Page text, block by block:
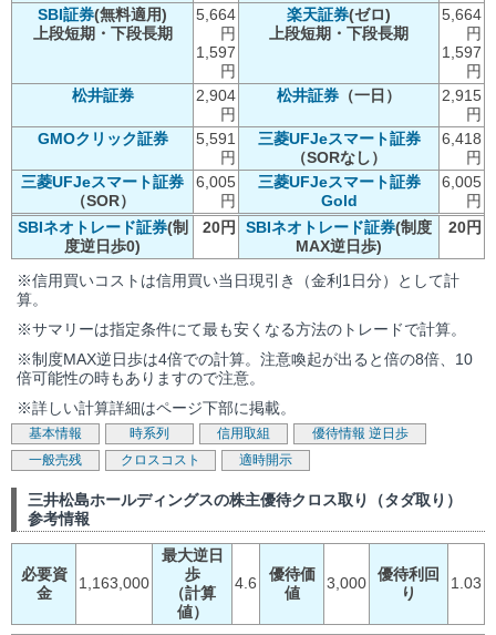
SBI証券(無料適用)
上段短期・下段長期
5,664
円
1,597
円
楽天証券(ゼロ)
上段短期・下段長期
5,664
円
1,597
円
松井証券
2,904
円
松井証券 （一日）
2,915
円
GMOクリック証券
5,591
円
三菱UFJeスマート証券
（SORなし）
6,418
円
三菱UFJeスマート証券
（SOR）
6,005
円
三菱UFJeスマート証券
Gold
6,005
円
SBIネオトレード証券(制
度逆日歩0)
20円 SBIネオトレード証券(制度
MAX逆日歩)
20円
※信用買いコストは信用買い当日現引き（金利1日分）として計
算。
※サマリーは指定条件にて最も安くなる方法のトレードで計算。
※制度MAX逆日歩は4倍での計算。注意喚起が出ると倍の8倍、10
倍可能性の時もありますので注意。
※詳しい計算詳細はページ下部に掲載。
基本情報 時系列 信用取組 優待情報 逆日歩
一般売残
クロスコスト 適時開示
三井松島ホールディングスの株主優待クロス取り（タダ取り）
参考情報
必要資
金
1,163,000
最大逆日
歩
（計算
値）
4.6
優待価
値
3,000
優待利回
り
1.03